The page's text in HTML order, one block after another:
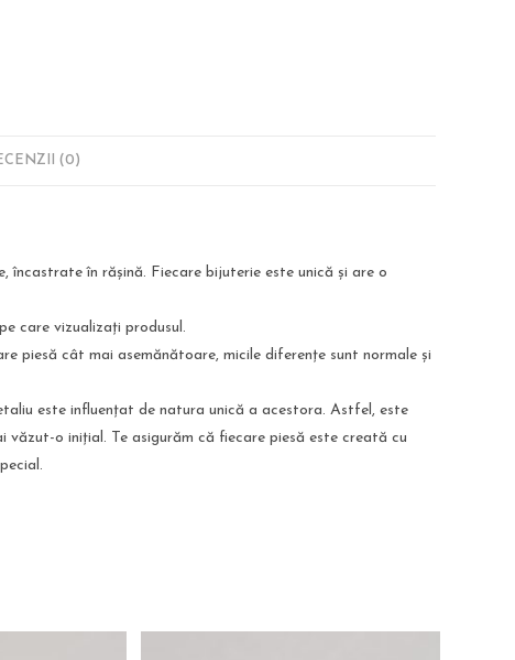
(0)
încastrate în rășină. Fiecare bijuterie este unică și are o
care vizualizați produsul.
piesă cât mai asemănătoare, micile diferențe sunt normale și
este influențat de natura unică a acestora. Astfel, este
o inițial. Te asigurăm că fiecare piesă este creată cu